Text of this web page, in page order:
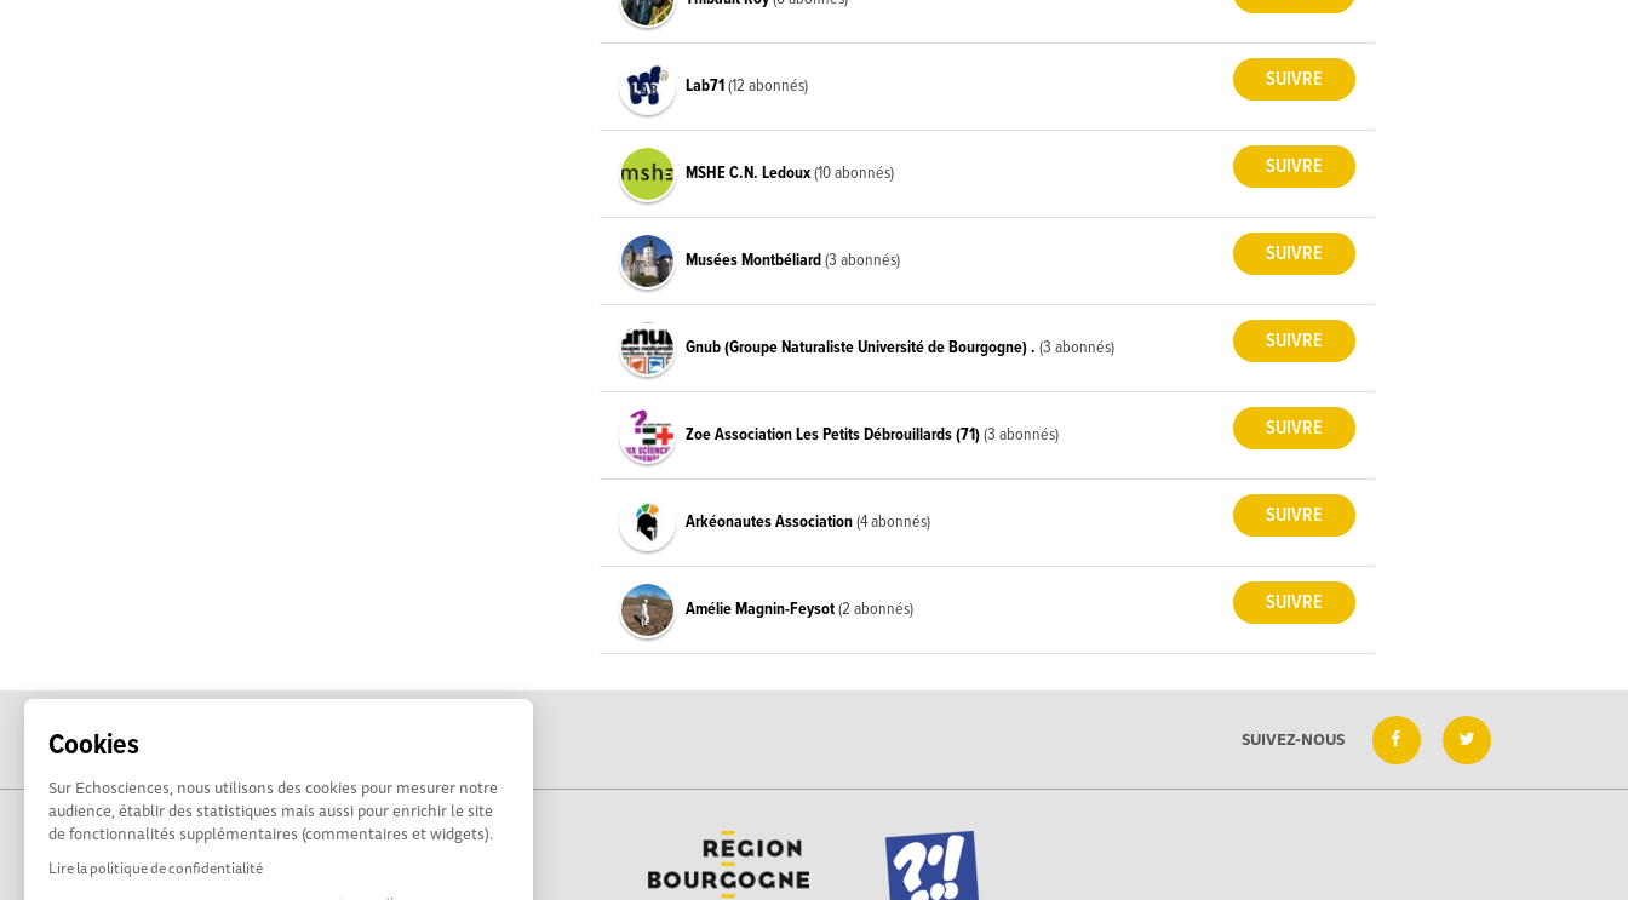
Cookies
Sur Echosciences, nous utilisons des cookies pour mesurer notre
audience, établir des statistiques mais aussi pour enrichir le site
de fonctionnalités supplémentaires (commentaires et widgets).
Lire la politique de confidentialité
Lab71(12 abonnés)
MSHE C.N. Ledoux(10 abonnés)
Musées Montbéliard(3 abonnés)
Gnub (Groupe Naturaliste Université de Bourgogne) .(3 abonnés)
Zoe Association Les Petits Débrouillards (71)(3 abonnés)
Arkéonautes Association(4 abonnés)
Amélie Magnin-Feysot(2 abonnés)
SUIVEZ-NOUS